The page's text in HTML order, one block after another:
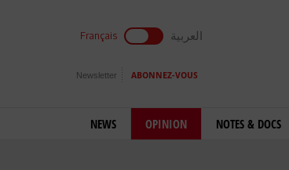
Français العربية
Newsletter ABONNEZ-VOUS
NEWS OPINION NOTES & DOCS